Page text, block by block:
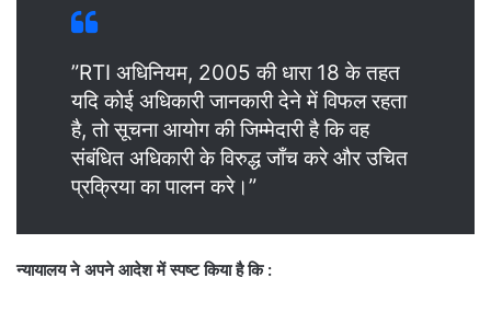
​”RTI अधिनियम, 2005 की धारा 18 के तहत
यदि कोई अधिकारी जानकारी देने में विफल रहता
है, तो सूचना आयोग की जिम्मेदारी है कि वह
संबंधित अधिकारी के विरुद्ध जाँच करे और उचित
प्रक्रिया का पालन करे।”
न्यायालय ने अपने आदेश में स्पष्ट किया है कि :